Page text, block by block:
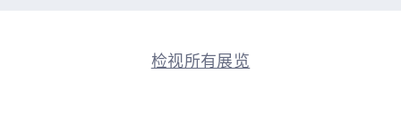
检视所有展览